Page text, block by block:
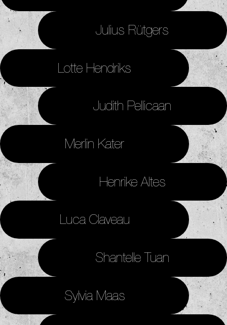
Julius Rütgers
Lotte Hendriks
Judith Pellicaan
Merlin Kater
Henrike Altes
Luca Claveau
Shantelle Tuan
Sylvia Maas